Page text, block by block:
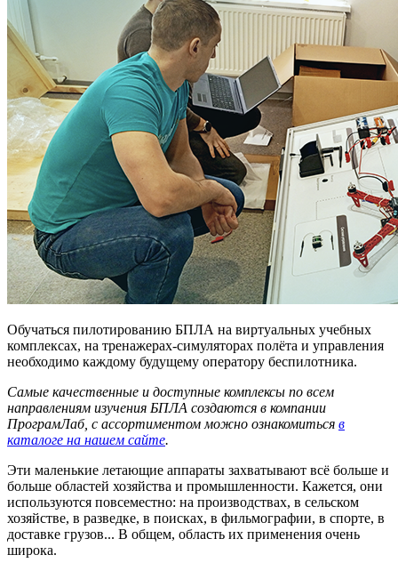
Обучаться пилотированию БПЛА на виртуальных учебных
комплексах, на тренажерах-симуляторах полёта и управления
необходимо каждому будущему оператору беспилотника.
Самые качественные и доступные комплексы по всем
направлениям изучения БПЛА создаются в компании
ПрограмЛаб, с ассортиментом можно ознакомиться в
каталоге на нашем сайте.
Эти маленькие летающие аппараты захватывают всё больше и
больше областей хозяйства и промышленности. Кажется, они
используются повсеместно: на производствах, в сельском
хозяйстве, в разведке, в поисках, в фильмографии, в спорте, в
доставке грузов... В общем, область их применения очень
широка.